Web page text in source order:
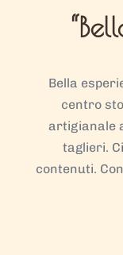
Bella
centro
artigianale
taglieri.
contenuti.